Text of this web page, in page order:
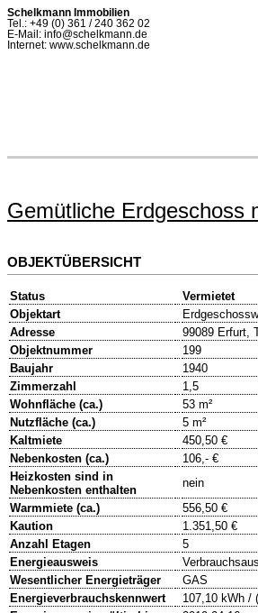
Schelkmann Immobilien
Tel.: +49 (0) 361 / 240 362 02
E-Mail: info@schelkmann.de
Internet: www.schelkmann.de
Gemütliche Erdgeschoss
OBJEKTÜBERSICHT
Status
Vermietet
Objektart
Adresse
99089 Erfurt,
Objektnummer
199
Baujahr
1940
Zimmerzahl
1,5
Wohnfläche (ca.)
53 m²
Nutzfläche (ca.)
5 m²
Kaltmiete
450,50 €
Nebenkosten (ca.)
106,- €
Heizkosten sind in
Nebenkosten enthalten
nein
Warmmiete (ca.)
556,50 €
Kaution
1.351,50 €
Anzahl Etagen
5
Energieausweis
Wesentlicher Energieträger
GAS
Energieverbrauchskennwert
107,10 kWh /